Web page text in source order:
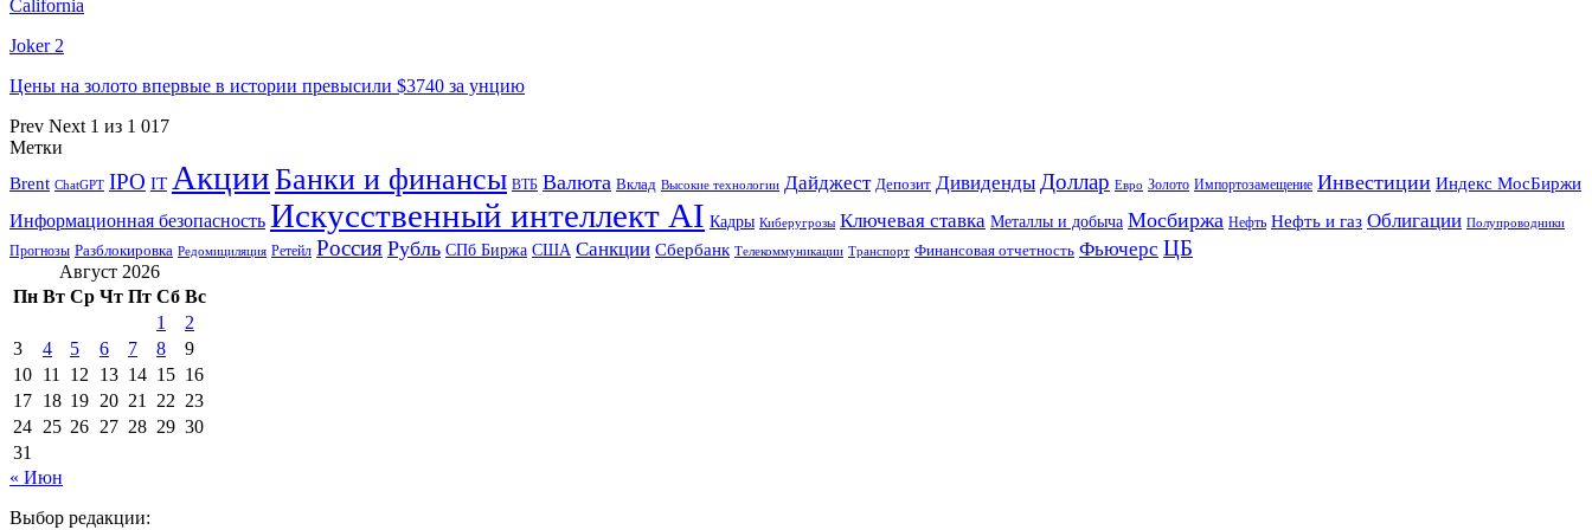
California
Joker 2
Цены на золото впервые в истории превысили $3740 за унцию
Prev Next 1 из 1 017
Метки
Brent ChatGPT IPO IT АкцииБанки и финансы ВТБ Валюта Вклад Высокие технологии Дайджест Депозит Дивиденды Доллар Евро Золото Импортозамещение Инвестиции Индекс МосБиржи
Информационная безопасность Искусственный интеллект AI Кадры Киберугрозы Ключевая ставка Металлы и добыча Мосбиржа Нефть Нефть и газ Облигации Полупроводники
Прогнозы Разблокировка Редомициляция Ретейл Россия Рубль СПб Биржа США Санкции Сбербанк Телекоммуникации Транспорт Финансовая отчетность Фьючерс ЦБ
Август 2026
Пн Вт Ср Чт Пт Сб Вс
1
2
3
4 5 6 7 8
9
10 11 12 13 14 15 16
17 18 19 20 21 22 23
24 25 26 27 28 29 30
31
« Июн
Выбор редакции: